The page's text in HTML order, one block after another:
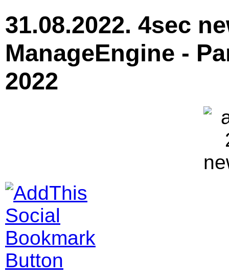
31.08.2022. 4sec
ManageEngine -
2022